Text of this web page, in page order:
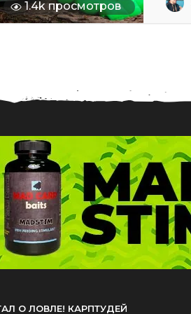
1.4k просмотров
О ЛОВЛЕ! КАРПТУДЕЙ